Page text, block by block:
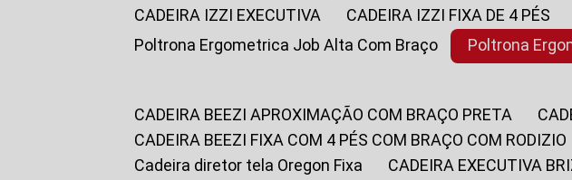
CADEIRA IZZI EXECUTIVA
CADEIRA IZZI FIXA DE 4 PÉS
Poltrona Ergometrica Job Alta Com Braço
Poltrona
CADEIRA BEEZI APROXIMAÇÃO COM BRAÇO PRETA
CADEIRA BEEZI FIXA COM 4 PÉS COM BRAÇO COM RODIZIO
Cadeira diretor tela Oregon Fixa
CADEIRA EXECUTIVA